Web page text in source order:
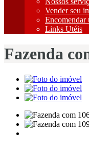
Vender seu
Encomendar
Links Utéis
Fazenda